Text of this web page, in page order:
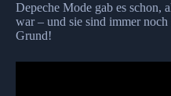
Depeche Mode gab es schon,
war – und sie sind immer noch
Grund!